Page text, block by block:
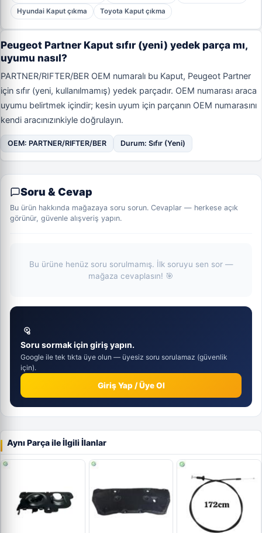
Hyundai Kaput çıkma
Toyota Kaput çıkma
Peugeot Partner Kaput sıfır (yeni) yedek parça mı,
uyumu nasıl?
PARTNER/RIFTER/BER OEM numaralı bu Kaput, Peugeot Partner
için sıfır (yeni, kullanılmamış) yedek parçadır. OEM numarası araca
uyumu belirtmek içindir; kesin uyum için parçanın OEM numarasını
kendi aracınızınkiyle doğrulayın.
OEM: PARTNER/RIFTER/BER Durum: Sıfır (Yeni)
Soru & Cevap
Bu ürün hakkında mağazaya soru sorun. Cevaplar — herkese açık
görünür, güvenle alışveriş yapın.
Bu ürüne henüz soru sorulmamış. İlk soruyu sen sor —
mağaza cevaplasın! 🎯
Soru sormak için giriş yapın.
Google ile tek tıkta üye olun — üyesiz soru sorulamaz (güvenlik
için).
Giriş Yap / Üye Ol
Aynı Parça ile İlgili İlanlar